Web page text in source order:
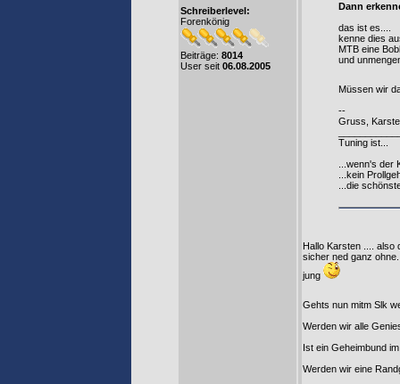
Schreiberlevel:
Forenkönig
Beiträge: 8014
User seit 06.08.2005
Dann
das ist es....
kenne dies
MTB eine
und
Müssen wir
--
Gruss,
Tuning ist...
...wenn's der
...kein
...die
Hallo Karsten .... also
sicher ned ganz
jung
Gehts nun mitm Slk
Werden wir alle
Ist ein Geheimbund
Werden wir eine